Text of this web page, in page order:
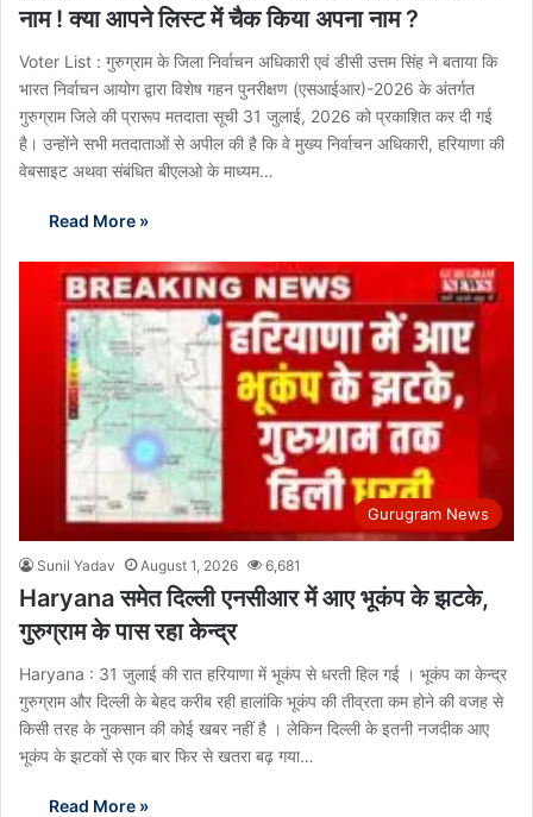
नाम ! क्या आपने लिस्ट में चैक किया अपना नाम ?
Voter List : गुरुग्राम के जिला निर्वाचन अधिकारी एवं डीसी उत्तम सिंह ने बताया कि
भारत निर्वाचन आयोग द्वारा विशेष गहन पुनरीक्षण (एसआईआर)-2026 के अंतर्गत
गुरुग्राम जिले की प्रारूप मतदाता सूची 31 जुलाई, 2026 को प्रकाशित कर दी गई
है। उन्होंने सभी मतदाताओं से अपील की है कि वे मुख्य निर्वाचन अधिकारी, हरियाणा की
वेबसाइट अथवा संबंधित बीएलओ के माध्यम…
Read More »
Gurugram News
Sunil Yadav August 1, 2026 6,681
Haryana समेत दिल्ली एनसीआर में आए भूकंप के झटके,
गुरुग्राम के पास रहा केन्द्र
Haryana : 31 जुलाई की रात हरियाणा में भूकंप से धरती हिल गई । भूकंप का केन्द्र
गुरुग्राम और दिल्ली के बेहद करीब रही हालांकि भूकंप की तीव्रता कम होने की वजह से
किसी तरह के नुकसान की कोई खबर नहीं है । लेकिन दिल्ली के इतनी नजदीक आए
भूकंप के झटकों से एक बार फिर से खतरा बढ़ गया…
Read More »